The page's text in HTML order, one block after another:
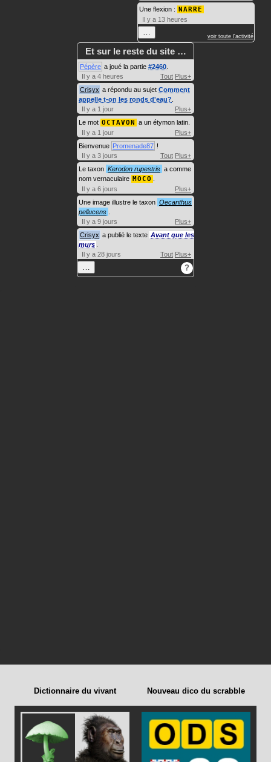
Une flexion : NARRE
Il y a 13 heures
… voir toute l'activité
Et sur le reste du site …
Pépère a joué la partie #2460
Il y a 4 heures
Tout Plus+
Crisyx a répondu au sujet Comment
appelle t-on les ronds d'eau?
Il y a 1 jour
Plus+
Le mot OCTAVON a un étymon latin.
Il y a 1 jour
Plus+
Bienvenue Promenade87 !
Il y a 3 jours
Tout Plus+
Le taxon Kerodon rupestris a comme
nom vernaculaire MOCO
Il y a 6 jours
Plus+
Une image illustre le taxon Oecanthus
pellucens
Il y a 9 jours
Plus+
Crisyx a publié le texte Avant que les
murs
Il y a 28 jours
Tout Plus+
… ?
Dictionnaire du vivant Nouveau dico du scrabble